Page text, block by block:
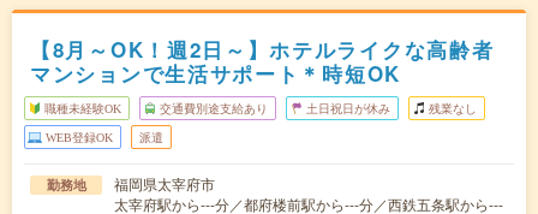
【8月～OK！週2日～】ホテルライクな高齢者
マンションで生活サポート＊時短OK
職種未経験OK 交通費別途支給あり 土日祝日が休み 残業なし
WEB登録OK 派遣
勤務地
福岡県太宰府市
太宰府駅から---分／都府楼前駅から---分／西鉄五条駅から---